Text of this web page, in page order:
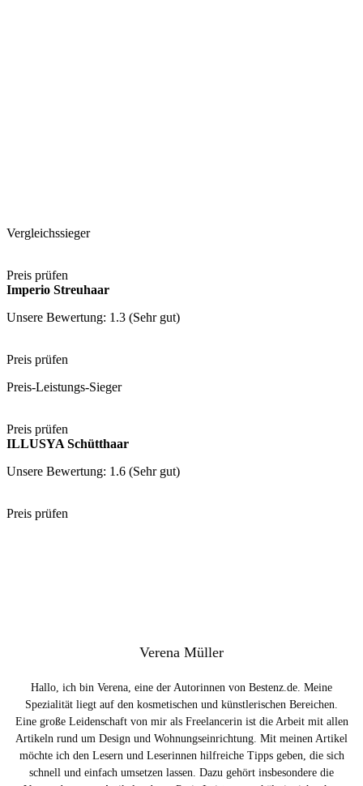
Vergleichssieger
Preis prüfen
Imperio Streuhaar
Unsere Bewertung: 1.3 (Sehr gut)
Preis prüfen
Preis-Leistungs-Sieger
Preis prüfen
ILLUSYA Schütthaar
Unsere Bewertung: 1.6 (Sehr gut)
Preis prüfen
Verena Müller
Hallo, ich bin Verena, eine der Autorinnen von Bestenz.de. Meine
Spezialität liegt auf den kosmetischen und künstlerischen Bereichen.
Eine große Leidenschaft von mir als Freelancerin ist die Arbeit mit allen
Artikeln rund um Design und Wohnungseinrichtung. Mit meinen Artikel
möchte ich den Lesern und Leserinnen hilfreiche Tipps geben, die sich
schnell und einfach umsetzen lassen. Dazu gehört insbesondere die